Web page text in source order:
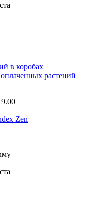
в коробах
растений